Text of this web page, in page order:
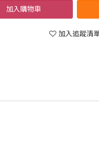
加入購物車
加入追蹤清